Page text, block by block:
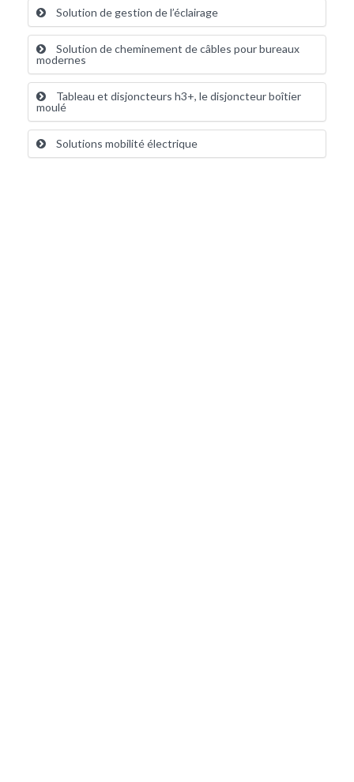
Solution de gestion de l’éclairage
Solution de cheminement de câbles pour bureaux
modernes
Tableau et disjoncteurs h3+, le disjoncteur boîtier
moulé
Solutions mobilité électrique